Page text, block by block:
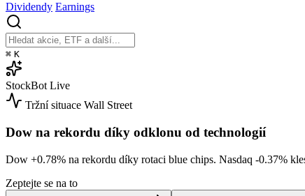
Dividendy Earnings
⌘ K
StockBot Live
Tržní situace Wall Street
Dow na rekordu díky odklonu od technologií
Dow +0.78% na rekordu díky rotaci blue chips. Nasdaq -0.37%
Zeptejte se na to